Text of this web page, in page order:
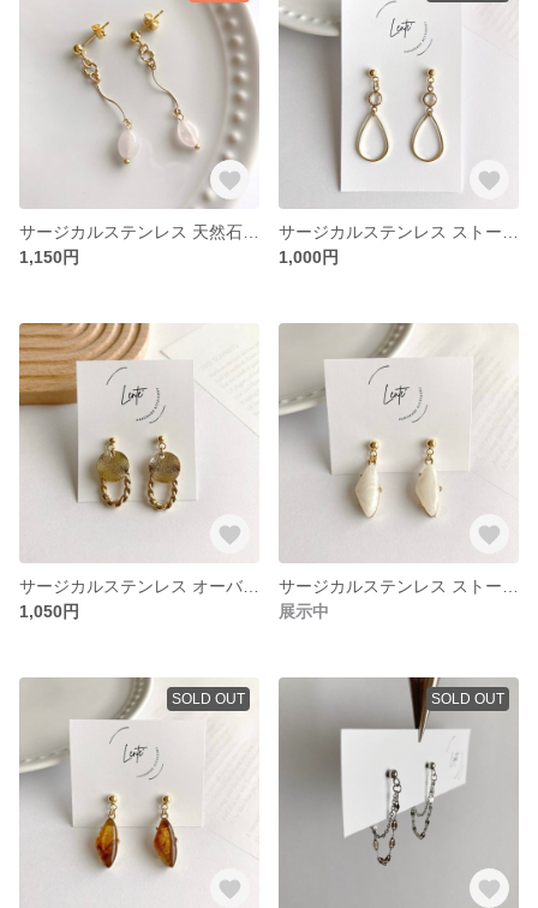
1,150円
1,000円
サージカルステンレス オーバル リング コイン ゴールド ピアス イヤリング 金属アレルギー対応 No.536
1,050円
展示中
SOLD OUT SOLD OUT